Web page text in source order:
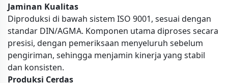
Jaminan Kualitas
Diproduksi di bawah sistem ISO 9001, sesuai dengan
standar DIN/AGMA. Komponen utama diproses secara
presisi, dengan pemeriksaan menyeluruh sebelum
pengiriman, sehingga menjamin kinerja yang stabil
dan konsisten.
Produksi Cerdas